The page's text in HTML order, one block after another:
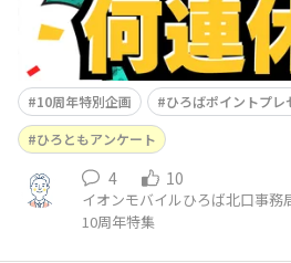
10周年特別企画
ひろばポイントプレ
ひろともアンケート
4 10
イオンモバイルひろば北口事務
10周年特集